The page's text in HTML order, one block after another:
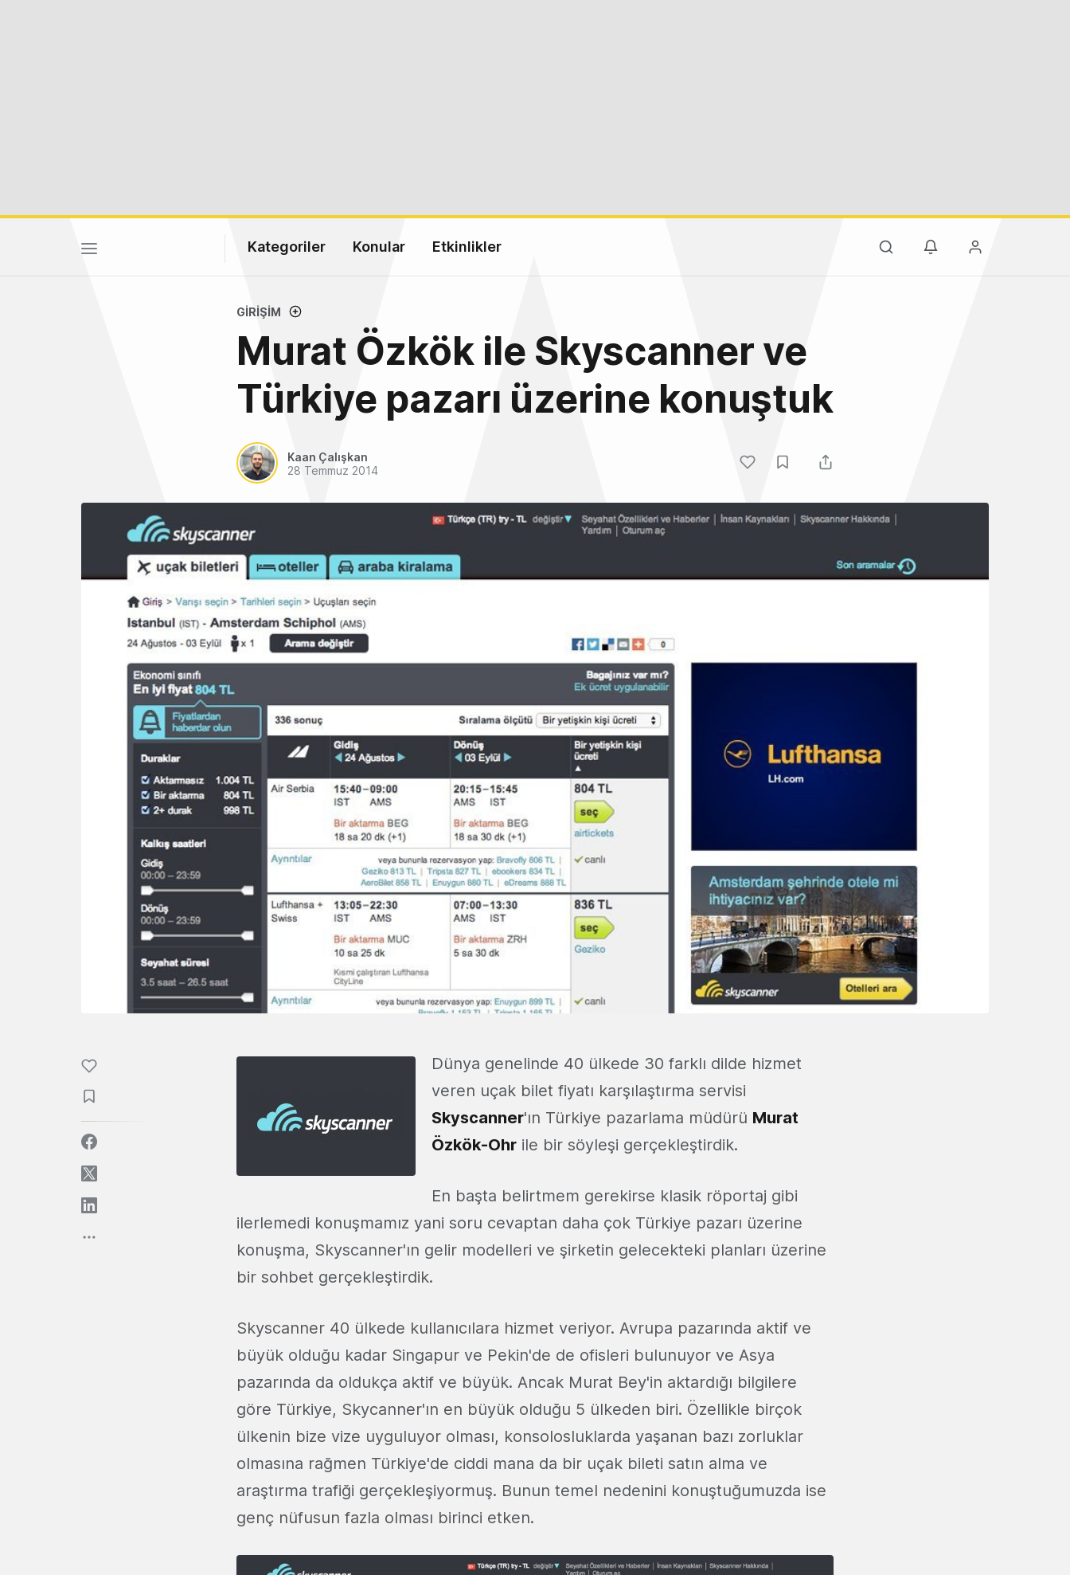
Kategoriler Konular Etkinlikler
GIRIŞIM
Murat Özkök ile Skyscanner ve
Türkiye pazarı üzerine konuştuk
Kaan Çalışkan
28 Temmuz 2014
Dünya genelinde 40 ülkede 30 farklı dilde hizmet
veren uçak bilet fiyatı karşılaştırma servisi
Skyscanner'ın Türkiye pazarlama müdürü Murat
Özkök-Ohr ile bir söyleşi gerçekleştirdik.
En başta belirtmem gerekirse klasik röportaj gibi
ilerlemedi konuşmamız yani soru cevaptan daha çok Türkiye pazarı üzerine
konuşma, Skyscanner'ın gelir modelleri ve şirketin gelecekteki planları üzerine
bir sohbet gerçekleştirdik.
Skyscanner 40 ülkede kullanıcılara hizmet veriyor. Avrupa pazarında aktif ve
büyük olduğu kadar Singapur ve Pekin'de de ofisleri bulunuyor ve Asya
pazarında da oldukça aktif ve büyük. Ancak Murat Bey'in aktardığı bilgilere
göre Türkiye, Skycanner'ın en büyük olduğu 5 ülkeden biri. Özellikle birçok
ülkenin bize vize uyguluyor olması, konsolosluklarda yaşanan bazı zorluklar
olmasına rağmen Türkiye'de ciddi mana da bir uçak bileti satın alma ve
araştırma trafiği gerçekleşiyormuş. Bunun temel nedenini konuştuğumuzda ise
genç nüfusun fazla olması birinci etken.